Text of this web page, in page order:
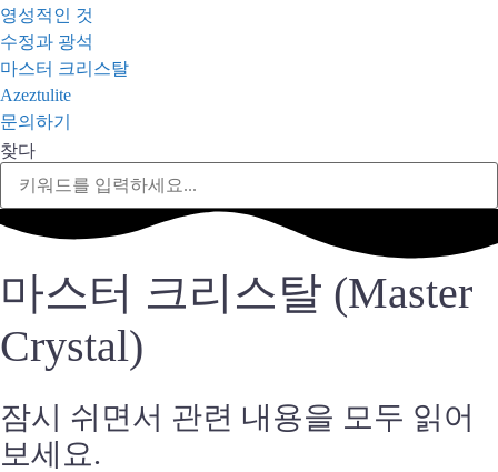
영성적인 것
수정과 광석
마스터 크리스탈
Azeztulite
문의하기
찾다
마스터 크리스탈 (Master
Crystal)
잠시 쉬면서 관련 내용을 모두 읽어
보세요.